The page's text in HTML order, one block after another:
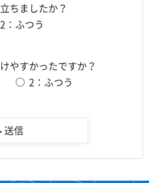
ちましたか？
2：ふつう
やすかったですか？
2：ふつう